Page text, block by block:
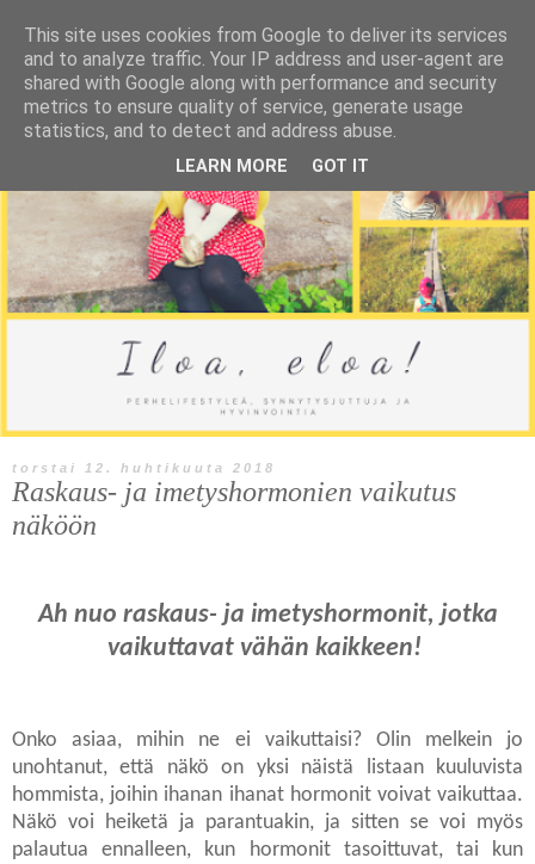
torstai 12. huhtikuuta 2018
Raskaus- ja imetyshormonien vaikutus
näköön
Ah nuo raskaus- ja imetyshormonit, jotka
vaikuttavat vähän kaikkeen!
Onko asiaa, mihin ne ei vaikuttaisi? Olin melkein jo
unohtanut, että näkö on yksi näistä listaan kuuluvista
hommista, joihin ihanan ihanat hormonit voivat vaikuttaa.
Näkö voi heiketä ja parantuakin, ja sitten se voi myös
palautua ennalleen, kun hormonit tasoittuvat, tai kun
This site uses cookies from Google to deliver its services
and to analyze traffic. Your IP address and user-agent are
shared with Google along with performance and security
metrics to ensure quality of service, generate usage
statistics, and to detect and address abuse.
LEARN MORE GOT IT